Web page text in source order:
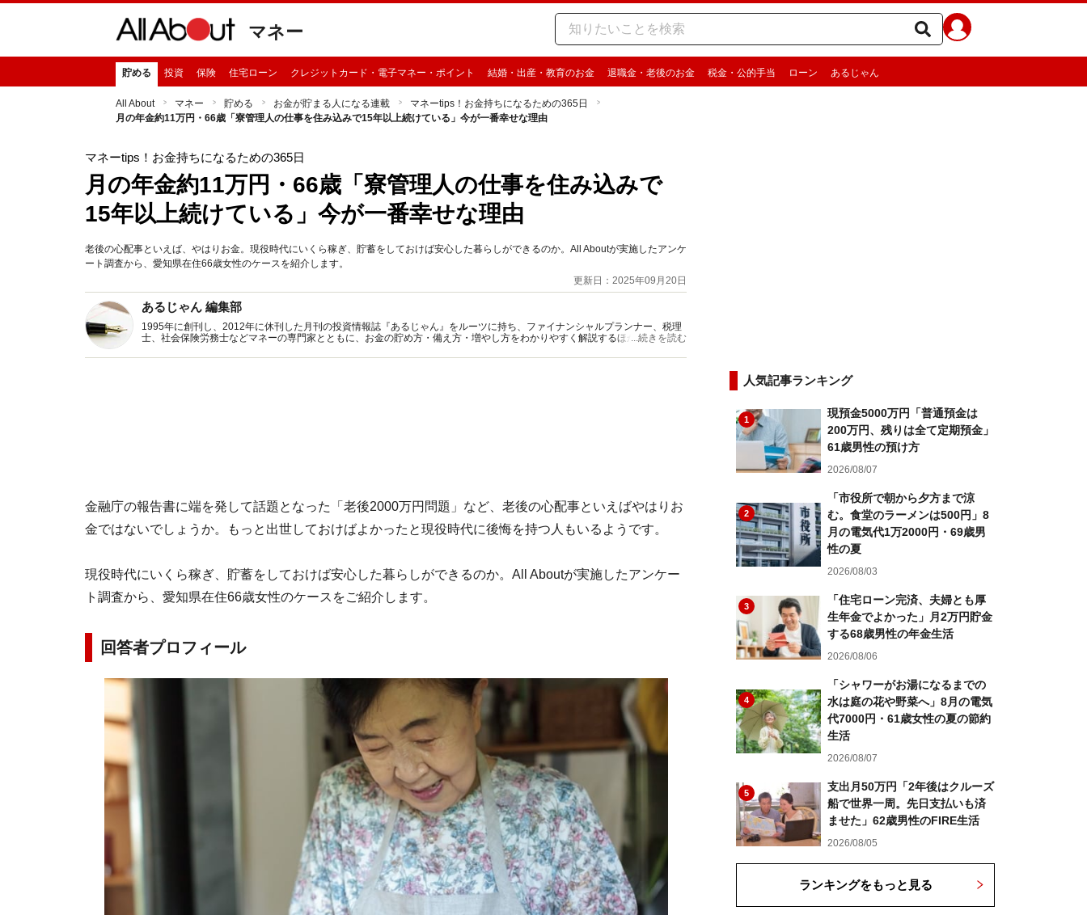
マネー
貯める 投資 保険 住宅ローン クレジットカード・電子マネー・ポイント 結婚・出産・教育のお金 退職金・老後のお金 税金・公的手当 ローン あるじゃん
All About マネー 貯める お金が貯まる人になる連載
マネーtips！お金持ちになるための365日
月の年金約11万円・66歳「寮管理人の仕事を住み込みで15年以上続けている」今が一番幸せな理由
マネーtips！お金持ちになるための365日
月の年金約11万円・66歳「寮管理人の仕事を住み込みで
15年以上続けている」今が一番幸せな理由
老後の心配事といえば、やはりお金。現役時代にいくら稼ぎ、貯蓄をしておけば安心した暮らしができるのか。All Aboutが実施したアンケ
ート調査から、愛知県在住66歳女性のケースを紹介します。
更新日：2025年09月20日
あるじゃん 編集部
1995年に創刊し、2012年に休刊した月刊の投資情報誌『あるじゃん』をルーツに持ち、ファイナンシャルプランナー、税理
士、社会保険労務士などマネーの専門家とともに、お金の貯め方・備え方・増やし方をわかりやすく解説するほか、マネー最
...続きを読む
金融庁の報告書に端を発して話題となった「老後2000万円問題」など、老後の心配事といえばやはりお
金ではないでしょうか。もっと出世しておけばよかったと現役時代に後悔を持つ人もいるようです。
現役時代にいくら稼ぎ、貯蓄をしておけば安心した暮らしができるのか。All Aboutが実施したアンケー
ト調査から、愛知県在住66歳女性のケースをご紹介します。
回答者プロフィール
人気記事ランキング
1
現預金5000万円「普通預金は
200万円、残りは全て定期預金」
61歳男性の預け方
2026/08/07
2
「市役所で朝から夕方まで涼
む。食堂のラーメンは500円」8
月の電気代1万2000円・69歳男
性の夏
2026/08/03
3
「住宅ローン完済、夫婦とも厚
生年金でよかった」月2万円貯金
する68歳男性の年金生活
2026/08/06
4
「シャワーがお湯になるまでの
水は庭の花や野菜へ」8月の電気
代7000円・61歳女性の夏の節約
生活
2026/08/07
5
支出月50万円「2年後はクルーズ
船で世界一周。先日支払いも済
ませた」62歳男性のFIRE生活
2026/08/05
ランキングをもっと見る